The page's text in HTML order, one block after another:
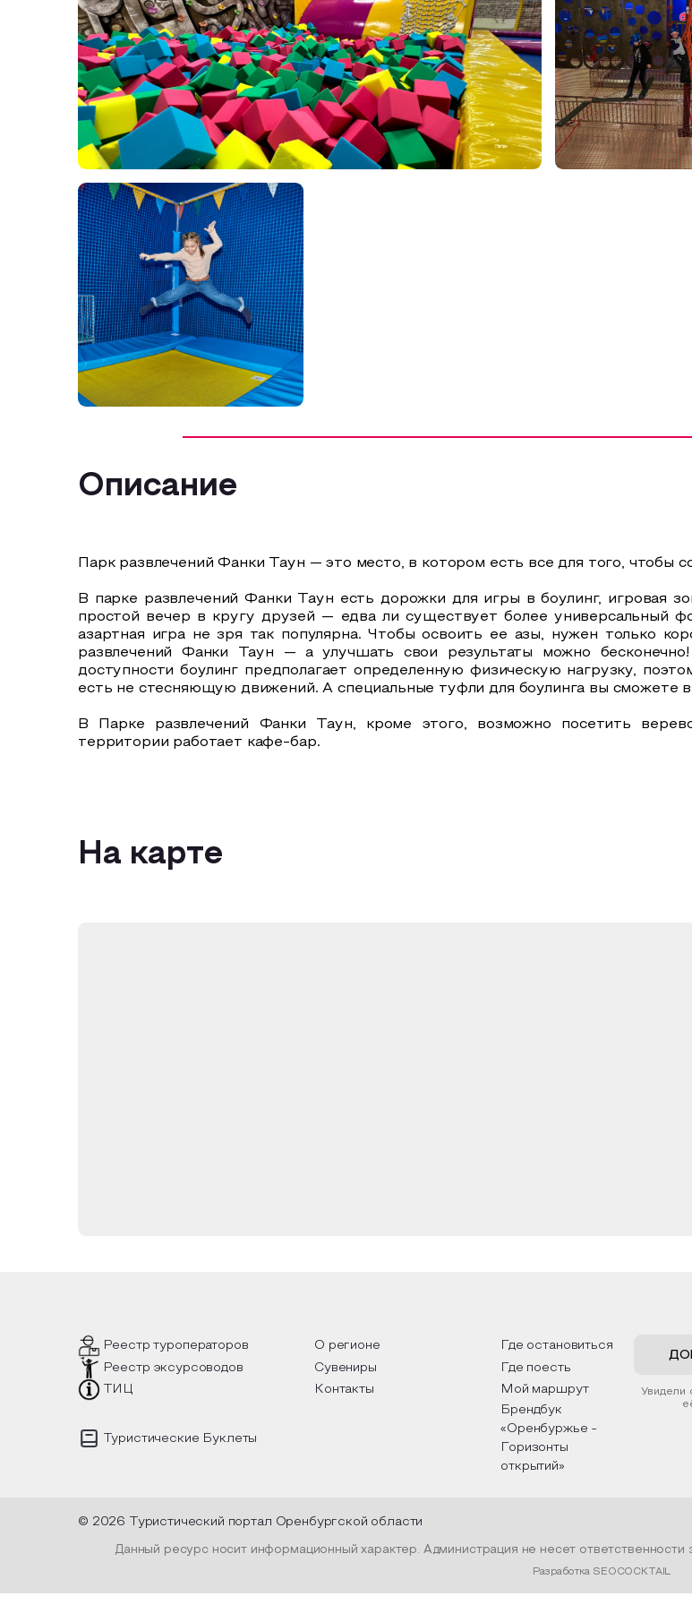
Описание
Парк развлечений Фанки Таун — это место, в котором есть все для того, чтобы
В парке развлечений Фанки Таун есть дорожки для игры в боулинг, игровая
простой вечер в кругу друзей — едва ли существует более универсальный
азартная игра не зря так популярна. Чтобы освоить ее азы, нужен только
развлечений Фанки Таун — а улучшать свои результаты можно
доступности боулинг предполагает определенную физическую нагрузку,
есть не стесняющую движений. А специальные туфли для боулинга вы сможете
В Парке развлечений Фанки Таун, кроме этого, возможно посетить
территории работает кафе-бар.
На карте
Реестр туроператоров О регионе
Где остановиться
Реестр эксурсоводов
Сувениры
Где поесть
ТИЦ
Контакты Мой маршрут
Туристические Буклеты
Брендбук
«Оренбуржье -
Горизонты
открытий»
Увидели
© 2026 Туристический портал Оренбургской области
Данный ресурс носит информационный характер. Администрация не несет ответственности
Разработка SEOCOCKTAIL